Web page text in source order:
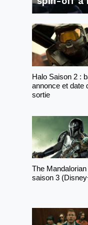
Halo Saison 2 :
annonce et date
sortie
The Mandalorian
saison 3